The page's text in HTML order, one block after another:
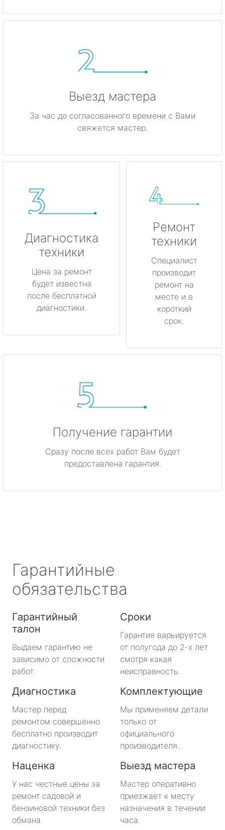
Выезд мастера
За час до согласованного времени с Вами
свяжется мастер.
Диагностика
техники
Цена за ремонт
будет известна
после бесплатной
диагностики.
Ремонт
техники
Специалист
производит
ремонт на
месте и в
короткий
срок.
Получение гарантии
Сразу после всех работ Вам будет
предоставлена гарантия.
Гарантийные
обязательства
Гарантийный
талон
Выдаем гарантию не
зависимо от сложности
работ.
Сроки
Гарантия варьируется
от полугода до 2-х лет
смотря какая
неисправность.
Диагностика
Мастер перед
ремонтом совершенно
бесплатно производит
диагностику.
Комплектующие
Мы применяем детали
только от
официального
производителя.
Наценка
У нас честные цены за
ремонт садовой и
бензиновой техники без
обмана.
Выезд мастера
Мастер оперативно
приезжает к месту
назначения в течении
часа.